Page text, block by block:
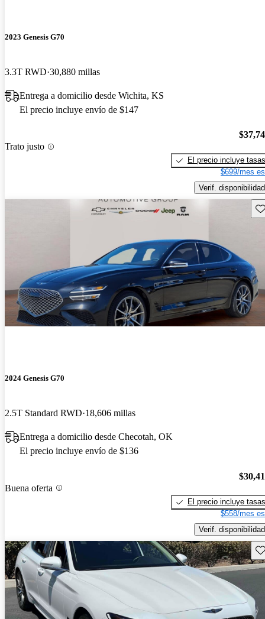
2023 Genesis G70
3.3T RWD 30,880 millas
Entrega a domicilio desde Wichita, KS
El precio incluye envío de $147
Trato justo
El precio incluye tasas
$699/mes
Verif. disponibilidad
2024 Genesis G70
2.5T Standard RWD 18,606 millas
Entrega a domicilio desde Checotah, OK
El precio incluye envío de $136
Buena oferta
El precio incluye tasas
$558/mes
Verif. disponibilidad